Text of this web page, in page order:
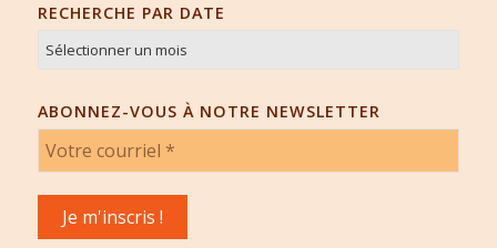
RECHERCHE PAR DATE
ABONNEZ-VOUS À NOTRE NEWSLETTER